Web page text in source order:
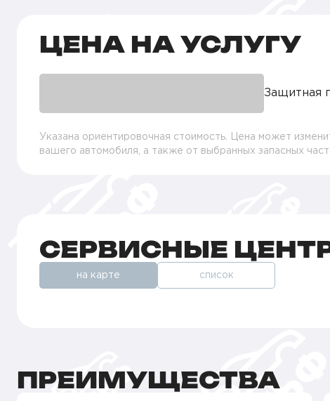
ЦЕНА НА УСЛУГУ
Защитная
Указана ориентировочная стоимость. Цена может
вашего автомобиля, а также от выбранных запасных
СЕРВИСНЫЕ
на карте список
ПРЕИМУЩЕСТВА